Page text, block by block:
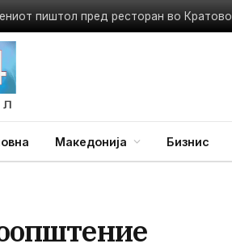
пиштол пред ресторан во Кратово
Македонија Бизнис